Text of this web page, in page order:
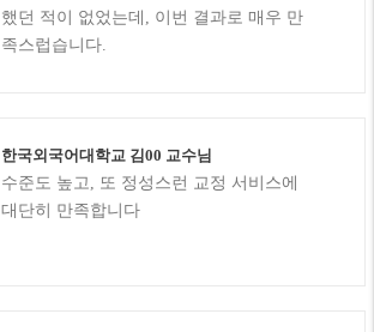
했던 적이 없었는데, 이번 결과로 매우 만
족스럽습니다.
한국외국어대학교 김00 교수님
수준도 높고, 또 정성스런 교정 서비스에
대단히 만족합니다